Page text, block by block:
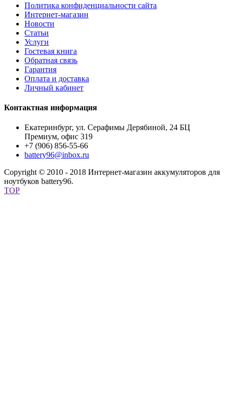
Политика конфиденциальности сайта
Интернет-магазин
Новости
Статьи
Услуги
Гостевая книга
Обратная связь
Гарантия
Оплата и доставка
Личный кабинет
Контактная информация
Екатеринбург, ул. Серафимы Дерябиной, 24 БЦ
Премиум, офис 319
+7 (906) 856-55-66
battery96@inbox.ru
Copyright © 2010 - 2018 Интернет-магазин аккумуляторов для
ноутбуков battery96.
TOP